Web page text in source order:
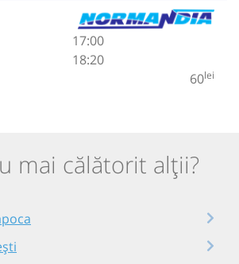
17:00
18:20
60lei
mai călătorit alții?